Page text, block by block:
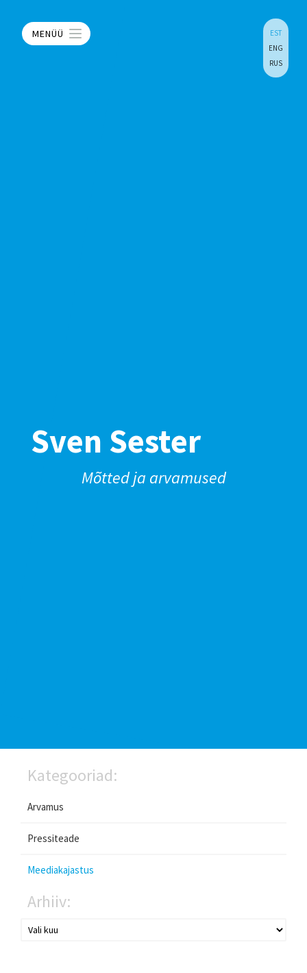
MENÜÜ
EST
ENG
RUS
Sven Sester
Mõtted ja arvamused
Kategooriad:
Arvamus
Pressiteade
Meediakajastus
Arhiiv: